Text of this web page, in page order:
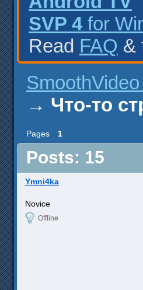
SVP 4 for
Read FAQ &
→ Что-то
Pages 1
Posts: 15
Ymni4ka
Novice
Offline